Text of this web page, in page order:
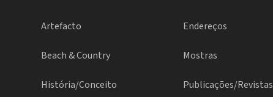
Artefacto
Beach & Country
História/Conceito
Endereços
Mostras
Publicações/Revistas